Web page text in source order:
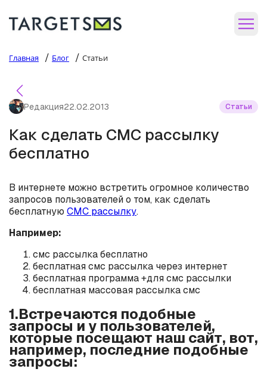
Главная / Блог / Статьи
Редакция22.02.2013 Статьи
Как сделать СМС рассылку
бесплатно
В интернете можно встретить огромное количество
запросов пользователей о том, как сделать
бесплатную СМС рассылку.
Например:
смс рассылка бесплатно
бесплатная смс рассылка через интернет
бесплатная программа +для смс рассылки
бесплатная массовая рассылка смс
1.Встречаются подобные
запросы и у пользователей,
которые посещают наш сайт, вот,
например, последние подобные
запросы: